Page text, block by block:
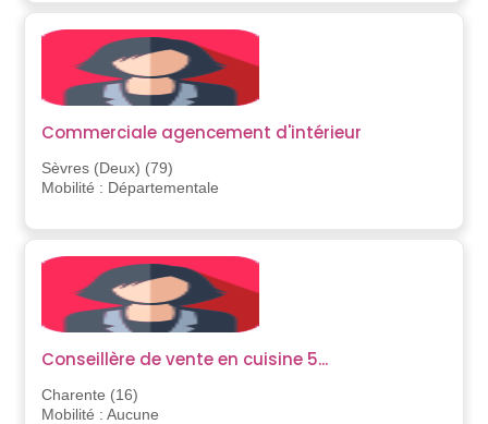
Commerciale agencement d'intérieur
Sèvres (Deux) (79)
Mobilité : Départementale
Conseillère de vente en cuisine 5...
Charente (16)
Mobilité : Aucune